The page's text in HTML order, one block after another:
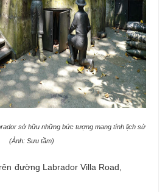
sở hữu những bức tượng mang tính lịch sử
(Ảnh: Sưu tầm)
đường Labrador Villa Road,